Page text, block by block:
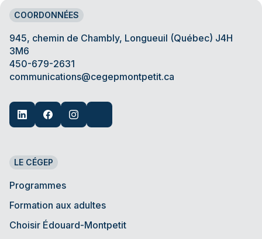
COORDONNÉES
945, chemin de Chambly, Longueuil (Québec) J4H
3M6
450-679-2631
communications@cegepmontpetit.ca
LE CÉGEP
Programmes
Formation aux adultes
Choisir Édouard-Montpetit